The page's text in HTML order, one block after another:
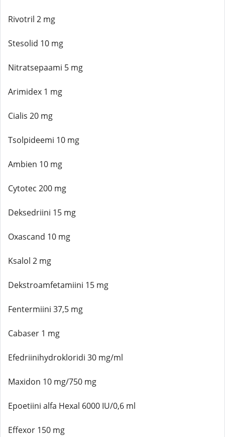
Rivotril 2 mg
Stesolid 10 mg
Nitratsepaami 5 mg
Arimidex 1 mg
Cialis 20 mg
Tsolpideemi 10 mg
Ambien 10 mg
Cytotec 200 mg
Deksedriini 15 mg
Oxascand 10 mg
Ksalol 2 mg
Dekstroamfetamiini 15 mg
Fentermiini 37,5 mg
Cabaser 1 mg
Efedriinihydrokloridi 30 mg/ml
Maxidon 10 mg/750 mg
Epoetiini alfa Hexal 6000 IU/0,6 ml
Effexor 150 mg